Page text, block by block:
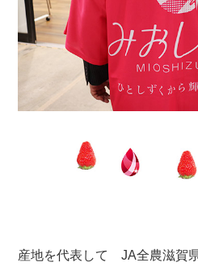
産地を代表して JA全農滋賀